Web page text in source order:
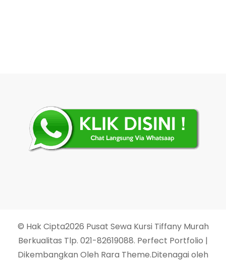
© Hak Cipta2026 Pusat Sewa Kursi Tiffany Murah
Berkualitas Tlp. 021-82619088. Perfect Portfolio |
Dikembangkan Oleh Rara Theme.Ditenagai oleh